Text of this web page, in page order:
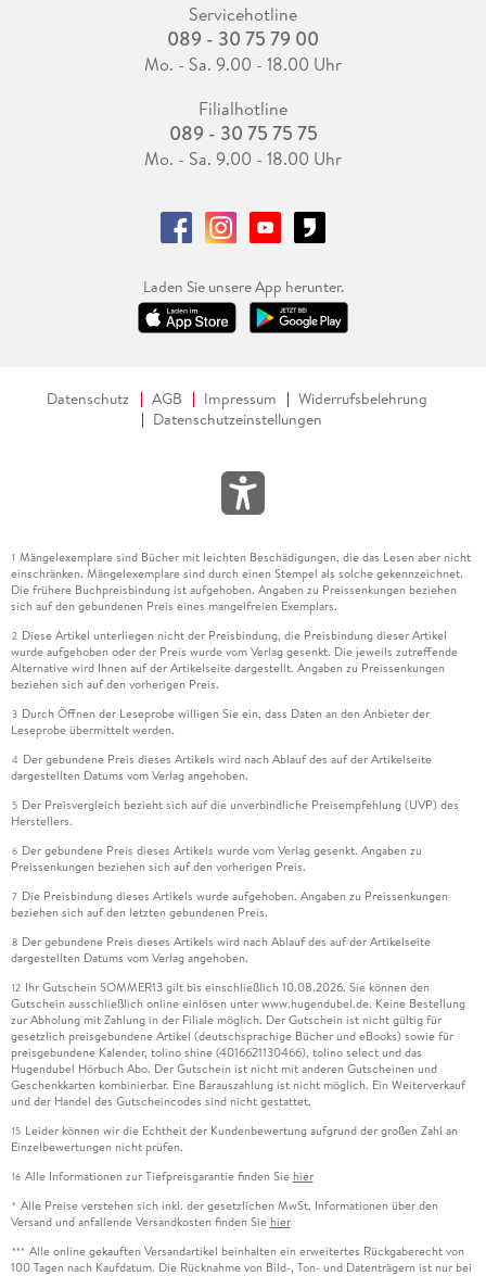
Servicehotline
089 - 30 75 79 00
Mo. - Sa. 9.00 - 18.00 Uhr
Filialhotline
089 - 30 75 75 75
Mo. - Sa. 9.00 - 18.00 Uhr
Laden Sie unsere App herunter.
Datenschutz AGB Impressum
Widerrufsbelehrung
Datenschutzeinstellungen
1 Mängelexemplare sind Bücher mit leichten Beschädigungen, die das Lesen aber nicht
einschränken. Mängelexemplare sind durch einen Stempel als solche gekennzeichnet.
Die frühere Buchpreisbindung ist aufgehoben. Angaben zu Preissenkungen beziehen
sich auf den gebundenen Preis eines mangelfreien Exemplars.
2 Diese Artikel unterliegen nicht der Preisbindung, die Preisbindung dieser Artikel
wurde aufgehoben oder der Preis wurde vom Verlag gesenkt. Die jeweils zutreffende
Alternative wird Ihnen auf der Artikelseite dargestellt. Angaben zu Preissenkungen
beziehen sich auf den vorherigen Preis.
3 Durch Öffnen der Leseprobe willigen Sie ein, dass Daten an den Anbieter der
Leseprobe übermittelt werden.
4 Der gebundene Preis dieses Artikels wird nach Ablauf des auf der Artikelseite
dargestellten Datums vom Verlag angehoben.
5 Der Preisvergleich bezieht sich auf die unverbindliche Preisempfehlung (UVP) des
Herstellers.
6 Der gebundene Preis dieses Artikels wurde vom Verlag gesenkt. Angaben zu
Preissenkungen beziehen sich auf den vorherigen Preis.
7 Die Preisbindung dieses Artikels wurde aufgehoben. Angaben zu Preissenkungen
beziehen sich auf den letzten gebundenen Preis.
8 Der gebundene Preis dieses Artikels wird nach Ablauf des auf der Artikelseite
dargestellten Datums vom Verlag angehoben.
12 Ihr Gutschein SOMMER13 gilt bis einschließlich 10.08.2026. Sie können den
Gutschein ausschließlich online einlösen unter www.hugendubel.de. Keine Bestellung
zur Abholung mit Zahlung in der Filiale möglich. Der Gutschein ist nicht gültig für
gesetzlich preisgebundene Artikel (deutschsprachige Bücher und eBooks) sowie für
preisgebundene Kalender, tolino shine (4016621130466), tolino select und das
Hugendubel Hörbuch Abo. Der Gutschein ist nicht mit anderen Gutscheinen und
Geschenkkarten kombinierbar. Eine Barauszahlung ist nicht möglich. Ein Weiterverkauf
und der Handel des Gutscheincodes sind nicht gestattet.
15 Leider können wir die Echtheit der Kundenbewertung aufgrund der großen Zahl an
Einzelbewertungen nicht prüfen.
16 Alle Informationen zur Tiefpreisgarantie finden Sie hier
* Alle Preise verstehen sich inkl. der gesetzlichen MwSt. Informationen über den
Versand und anfallende Versandkosten finden Sie hier
*** Alle online gekauften Versandartikel beinhalten ein erweitertes Rückgaberecht von
100 Tagen nach Kaufdatum. Die Rücknahme von Bild-, Ton- und Datenträgern ist nur bei